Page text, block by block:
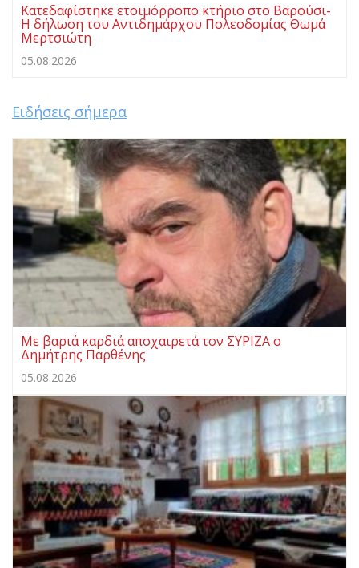
Κατεδαφίστηκε ετοιμόρροπο κτήριο στο Βαρούσι-
Η δήλωση του Αντιδημάρχου Πολεοδομίας Θωμά
Μερτσιώτη
05.08.2026
Ειδήσεις σήμερα
Με βαριά καρδιά αποχαιρετά τον ΣΥΡΙΖΑ ο
Δημήτρης Παρθένης
05.08.2026